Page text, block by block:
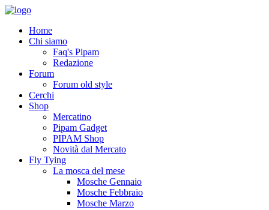
Home
Chi siamo
Faq's Pipam
Redazione
Forum
Forum old style
Cerchi
Shop
Mercatino
Pipam Gadget
PIPAM Shop
Novità dal Mercato
Fly Tying
La mosca del mese
Mosche Gennaio
Mosche Febbraio
Mosche Marzo